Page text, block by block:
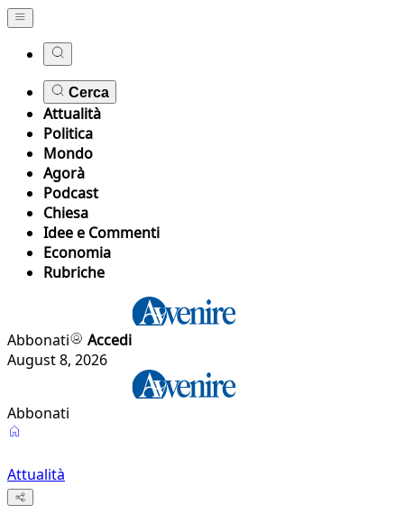
Cerca
Attualità
Politica
Mondo
Agorà
Podcast
Chiesa
Idee e Commenti
Economia
Rubriche
Abbonati
Accedi
August 8, 2026
Abbonati
Attualità